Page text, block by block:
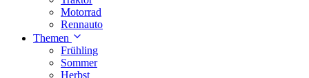
Motorrad
Rennauto
Themen
Frühling
Sommer
Herbst